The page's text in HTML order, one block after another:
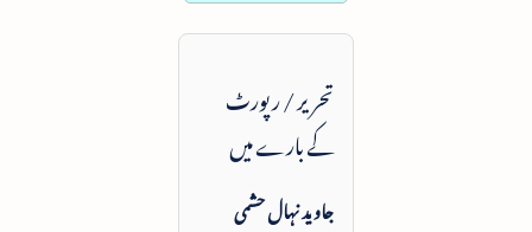
تحریر / رپورٹ
کے بارے میں
جاوید نہال حشمی